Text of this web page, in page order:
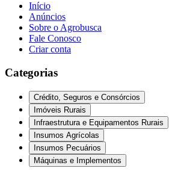
Início
Anúncios
Sobre o Agrobusca
Fale Conosco
Criar conta
Categorias
Crédito, Seguros e Consórcios
Imóveis Rurais
Infraestrutura e Equipamentos Rurais
Insumos Agrícolas
Insumos Pecuários
Máquinas e Implementos